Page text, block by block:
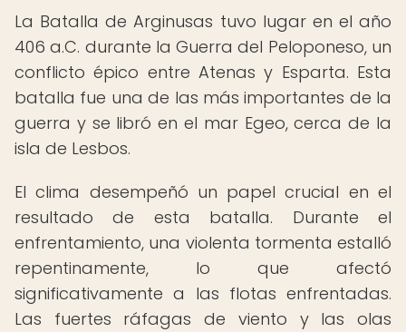
La Batalla de Arginusas tuvo lugar en el año
406 a.C. durante la Guerra del Peloponeso, un
conflicto épico entre Atenas y Esparta. Esta
batalla fue una de las más importantes de la
guerra y se libró en el mar Egeo, cerca de la
isla de Lesbos.
El clima desempeñó un papel crucial en el
resultado de esta batalla. Durante el
enfrentamiento, una violenta tormenta estalló
repentinamente, lo que afectó
significativamente a las flotas enfrentadas.
Las fuertes ráfagas de viento y las olas